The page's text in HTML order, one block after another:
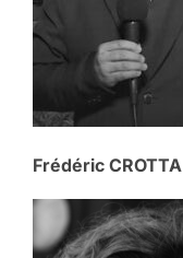
Frédéric CROTTA